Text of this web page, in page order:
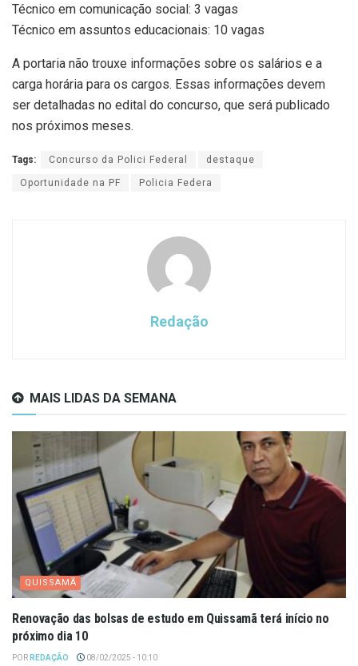
Técnico em comunicação social: 3 vagas
Técnico em assuntos educacionais: 10 vagas
A portaria não trouxe informações sobre os salários e a
carga horária para os cargos. Essas informações devem
ser detalhadas no edital do concurso, que será publicado
nos próximos meses.
Tags: Concurso da Polici Federal destaque
Oportunidade na PF Policia Federa
Redação
MAIS LIDAS DA SEMANA
QUISSAMÃ
Renovação das bolsas de estudo em Quissamã terá início no
próximo dia 10
POR REDAÇÃO 08/02/2025 - 10:10